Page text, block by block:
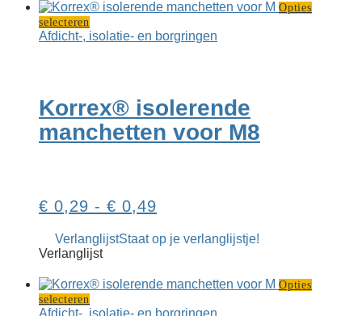
Opties
selecterenDit
product
optie
kan
gekozen
Afdicht-, isolatie- en borgringen
Korrex® isolerende
manchetten voor M8
€ 0,29 - € 0,49
tot
VerlanglijstStaat op je verlanglijstje!
Verlanglijst
Opties
selecterenDit
product